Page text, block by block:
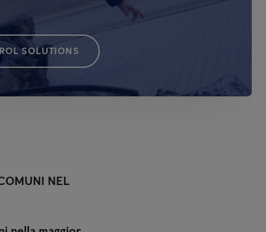
SOLUTIONS
NEL